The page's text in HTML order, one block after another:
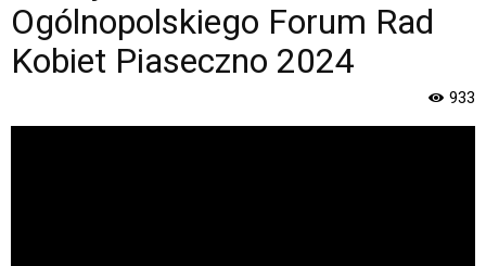
Gminy
Piaseczno".
Ogólnopolskiego Forum Rad
Kobiet Piaseczno 2024
933